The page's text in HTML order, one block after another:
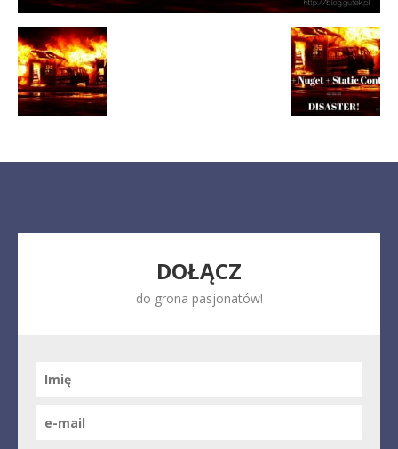
DOŁĄCZ
do grona pasjonatów!